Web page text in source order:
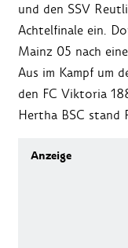
und den SSV
Achtelfinale ein.
Mainz 05 nach
Aus im Kampf um
den FC Viktoria
Hertha BSC stand